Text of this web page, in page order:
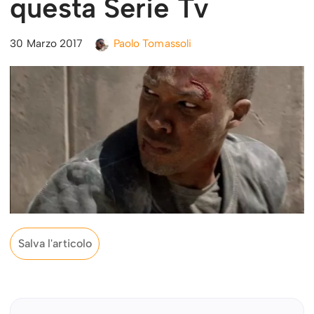
questa Serie Tv
30 Marzo 2017 Paolo Tomassoli
Salva l'articolo